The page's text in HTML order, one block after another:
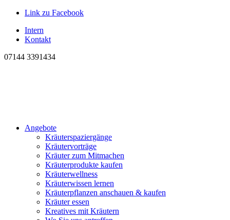
Link zu Facebook
Intern
Kontakt
07144 3391434
Angebote
Kräuterspaziergänge
Kräutervorträge
Kräuter zum Mitmachen
Kräuterprodukte kaufen
Kräuterwellness
Kräuterwissen lernen
Kräuterpflanzen anschauen & kaufen
Kräuter essen
Kreatives mit Kräutern